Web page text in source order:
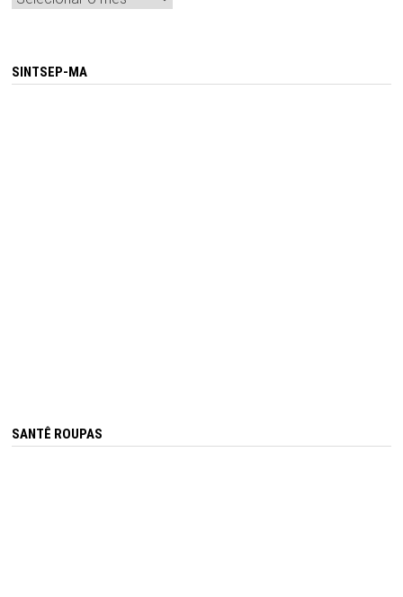
SINTSEP-MA
SANTÊ ROUPAS